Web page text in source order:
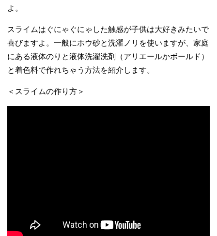
よ。
スライムはぐにゃぐにゃした触感が子供は大好きみたいで
喜びますよ。一般にホウ砂と洗濯ノリを使いますが、家庭
にある液体のりと液体洗濯洗剤（アリエールかボールド）
と着色料で作れちゃう方法を紹介します。
＜スライムの作り方＞